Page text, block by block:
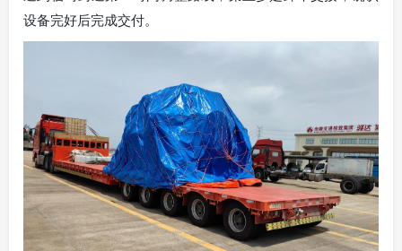
设备完好后完成交付。